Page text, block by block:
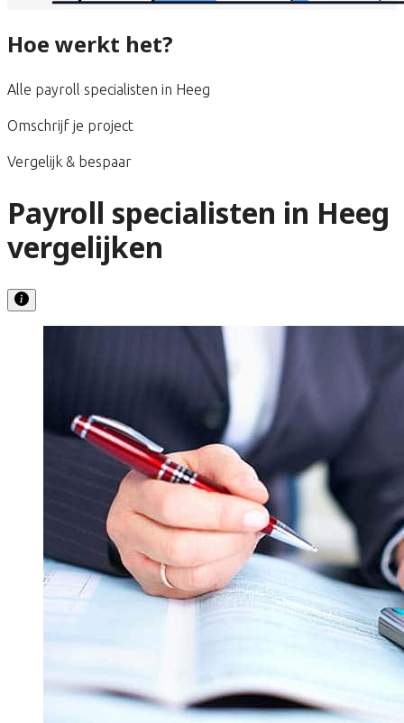
Hoe werkt het?
Alle payroll specialisten in Heeg
Omschrijf je project
Vergelijk & bespaar
Payroll specialisten in Heeg
vergelijken